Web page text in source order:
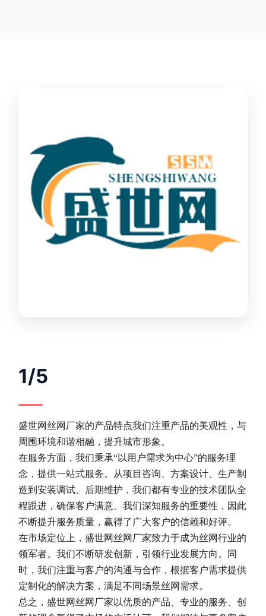
1/5
盛世网丝网厂家的产品特点我们注重产品的美观性，与
周围环境和谐相融，提升城市形象。
在服务方面，我们秉承“以用户需求为中心”的服务理
念，提供一站式服务。从项目咨询、方案设计、生产制
造到安装调试、后期维护，我们都有专业的技术团队全
程跟进，确保客户满意。我们深知服务的重要性，因此
不断提升服务质量，赢得了广大客户的信赖和好评。
在市场定位上， 盛世网丝网厂家致力于成为丝网行业的
领军者。我们不断研发创新，引领行业发展方向。同
时，我们注重与客户的沟通与合作，根据客户需求提供
定制化的解决方案，满足不同场景丝网需求。
总之， 盛世网丝网厂家以优质的产品、专业的服务、创